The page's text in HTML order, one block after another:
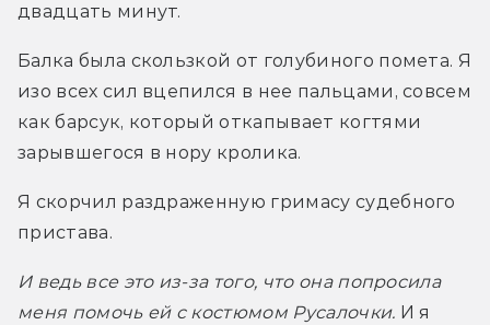
двадцать минут.
Балка была скользкой от голубиного помета. Я
изо всех сил вцепился в нее пальцами, совсем
как барсук, который откапывает когтями
зарывшегося в нору кролика.
Я скорчил раздраженную гримасу судебного
пристава.
И ведь все это из-за того, что она попросила
меня помочь ей с костюмом Русалочки. И я